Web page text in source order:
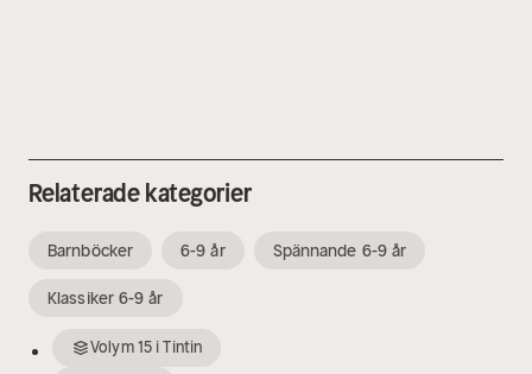
Relaterade kategorier
Barnböcker 6-9 år Spännande 6-9 år
Klassiker 6-9 år
Volym15 iTintin